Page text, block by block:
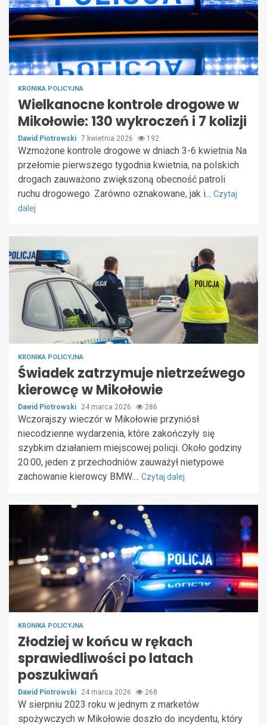
KRONIKA POLICYJNA
Wielkanocne kontrole drogowe w
Mikołowie: 130 wykroczeń i 7 kolizji
Dawid Piotrowski 7 kwietnia 2026 192
Wzmożone kontrole drogowe w dniach 3-6 kwietnia Na
przełomie pierwszego tygodnia kwietnia, na polskich
drogach zauważono zwiększoną obecność patroli
ruchu drogowego. Zarówno oznakowane, jak i... Czytaj
dalej
KRONIKA POLICYJNA
Świadek zatrzymuje nietrzeźwego
kierowcę w Mikołowie
Dawid Piotrowski 24 marca 2026 286
Wczorajszy wieczór w Mikołowie przyniósł
niecodzienne wydarzenia, które zakończyły się
szybkim działaniem miejscowej policji. Około godziny
20:00, jeden z przechodniów zauważył nietypowe
zachowanie kierowcy BMW.... Czytaj dalej
KRONIKA POLICYJNA
Złodziej w końcu w rękach
sprawiedliwości po latach
poszukiwań
Dawid Piotrowski 24 marca 2026 268
W sierpniu 2023 roku w jednym z marketów
spożywczych w Mikołowie doszło do incydentu, który